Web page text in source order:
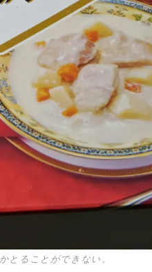
とることができない。